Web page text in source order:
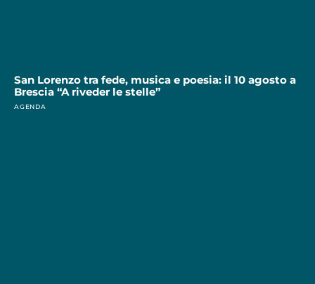
San Lorenzo tra fede, musica e poesia: il 10 agosto a
Brescia “A riveder le stelle”
AGENDA